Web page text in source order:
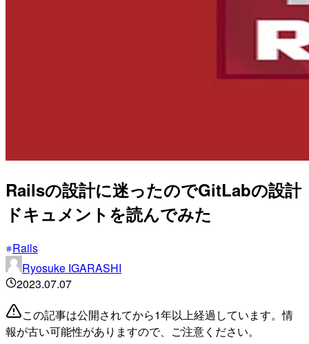
Railsの設計に迷ったのでGitLabの設計
ドキュメントを読んでみた
Rails
Ryosuke IGARASHI
2023.07.07
この記事は公開されてから1年以上経過しています。情
報が古い可能性がありますので、ご注意ください。